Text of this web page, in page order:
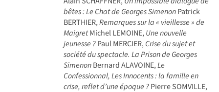
bêtes : Le Chat de Georges SimenonPatrick
BERTHIER,Remarques sur la « vieillesse » de
MaigretMichel LEMOINE,Une nouvelle
jeunesse ?Paul MERCIER,Crise du sujet et
société du spectacle. La Prison de Georges
SimenonBernard ALAVOINE,Le
Confessionnal, Les Innocents : la famille en
crise, reflet d’une époque ?Pierre SOMVILLE,